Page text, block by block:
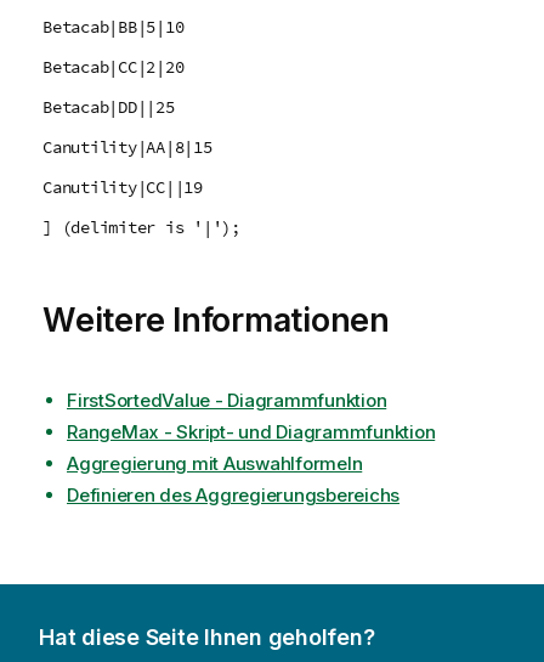
Betacab|BB|5|10
Betacab|CC|2|20
Betacab|DD||25
Canutility|AA|8|15
Canutility|CC||19
] (delimiter is '|');
Weitere Informationen
FirstSortedValue - Diagrammfunktion
RangeMax - Skript- und Diagrammfunktion
Aggregierung mit Auswahlformeln
Definieren des Aggregierungsbereichs
Hat diese Seite Ihnen geholfen?